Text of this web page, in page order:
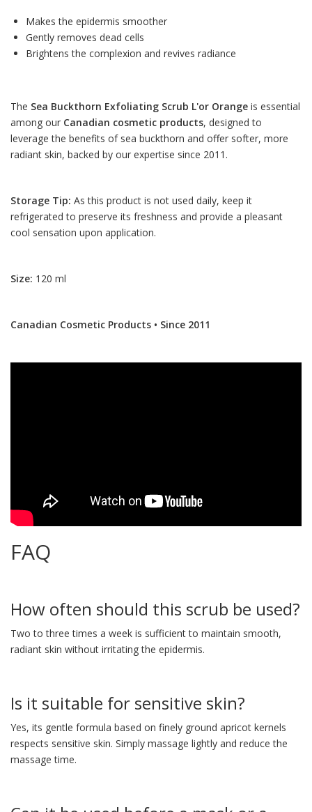
Makes the epidermis smoother
Gently removes dead cells
Brightens the complexion and revives radiance
The Sea Buckthorn Exfoliating Scrub L'or Orange is essential
among our Canadian cosmetic products, designed to
leverage the benefits of sea buckthorn and offer softer, more
radiant skin, backed by our expertise since 2011.
Storage Tip: As this product is not used daily, keep it
refrigerated to preserve its freshness and provide a pleasant
cool sensation upon application.
Size: 120 ml
Canadian Cosmetic Products • Since 2011
FAQ
How often should this scrub be used?
Two to three times a week is sufficient to maintain smooth,
radiant skin without irritating the epidermis.
Is it suitable for sensitive skin?
Yes, its gentle formula based on finely ground apricot kernels
respects sensitive skin. Simply massage lightly and reduce the
massage time.